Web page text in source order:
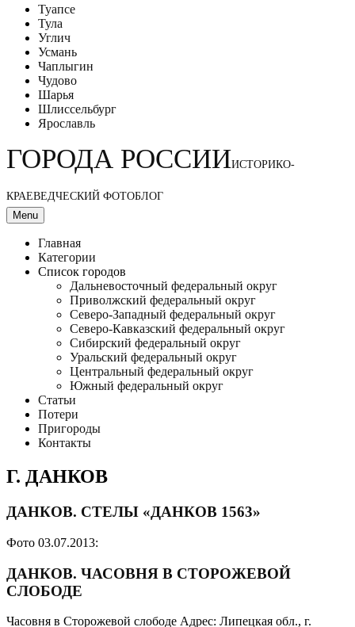
Туапсе
Тула
Углич
Усмань
Чаплыгин
Чудово
Шарья
Шлиссельбург
Ярославль
ГОРОДА РОССИИИСТОРИКО-
КРАЕВЕДЧЕСКИЙ ФОТОБЛОГ
Menu
Главная
Категории
Список городов
Дальневосточный федеральный округ
Приволжский федеральный округ
Северо-Западный федеральный округ
Северо-Кавказский федеральный округ
Сибирский федеральный округ
Уральский федеральный округ
Центральный федеральный округ
Южный федеральный округ
Статьи
Потери
Пригороды
Контакты
Г. ДАНКОВ
ДАНКОВ. СТЕЛЫ «ДАНКОВ 1563»
Фото 03.07.2013:
ДАНКОВ. ЧАСОВНЯ В СТОРОЖЕВОЙ
СЛОБОДЕ
Часовня в Сторожевой слободе Адрес: Липецкая обл., г.